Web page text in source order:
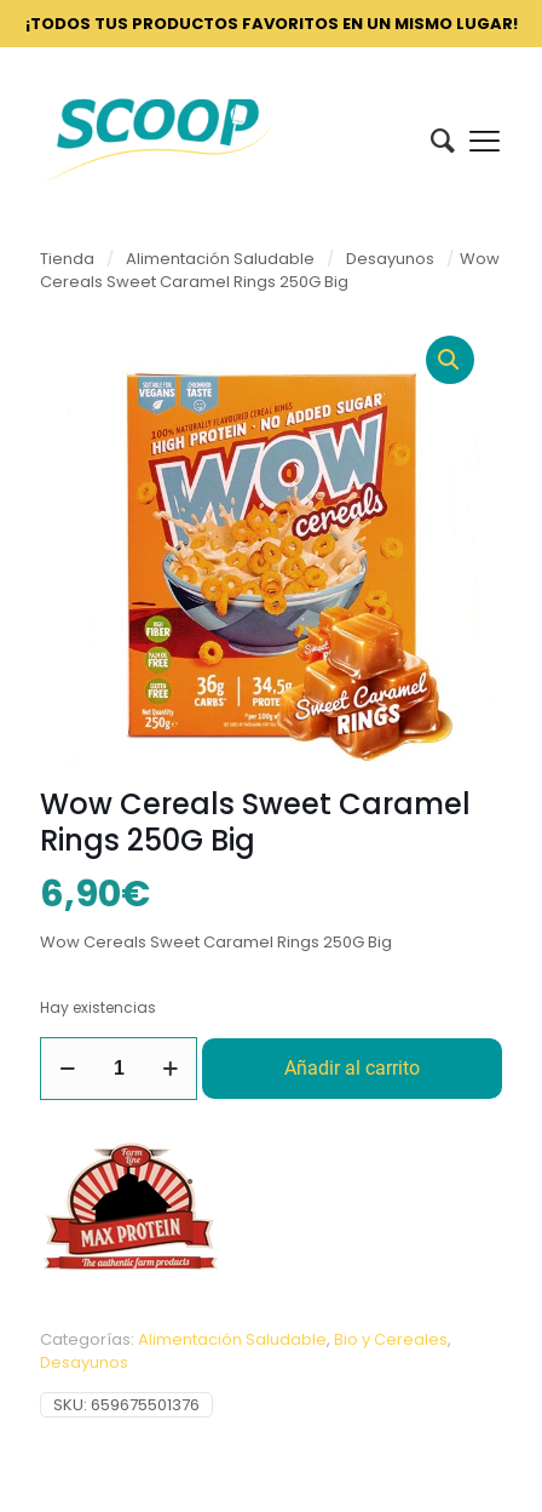
¡TODOS TUS PRODUCTOS FAVORITOS EN UN MISMO LUGAR!
Tienda / Alimentación Saludable / Desayunos / Wow
Cereals Sweet Caramel Rings 250G Big
Wow Cereals Sweet Caramel
Rings 250G Big
6,90€
Wow Cereals Sweet Caramel Rings 250G Big
Hay existencias
Cereals
cantidad
Añadir al carrito
Categorías: Alimentación Saludable, Bio y Cereales,
Desayunos
SKU: 659675501376